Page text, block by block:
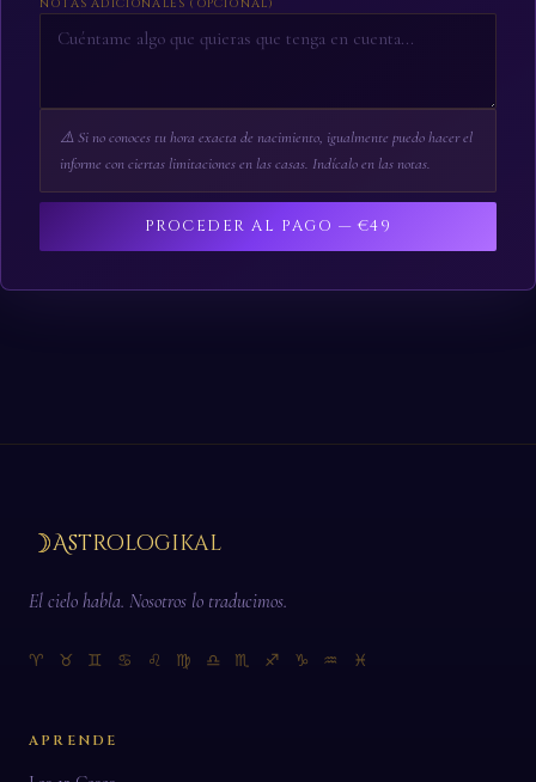
NOTAS ADICIONALES (OPCIONAL)
⚠️ Si no conoces tu hora exacta de nacimiento, igualmente puedo hacer el
informe con ciertas limitaciones en las casas. Indícalo en las notas.
PROCEDER AL PAGO — €49
☽Astrologikal
El cielo habla. Nosotros lo traducimos.
♈ ♉ ♊ ♋ ♌ ♍ ♎ ♏ ♐ ♑ ♒ ♓
APRENDE